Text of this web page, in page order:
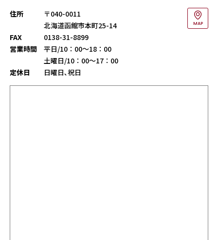
住所
〒040-0011
北海道函館市本町25-14
MAP
FAX
0138-31-8899
営業時間
平日/10：00～18：00
土曜日/10：00～17：00
定休日
日曜日､祝日